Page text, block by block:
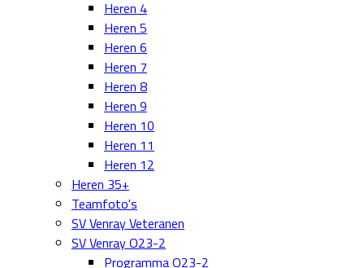
Heren 4
Heren 5
Heren 6
Heren 7
Heren 8
Heren 9
Heren 10
Heren 11
Heren 12
Heren 35+
Teamfoto's
SV Venray Veteranen
SV Venray O23-2
Programma O23-2